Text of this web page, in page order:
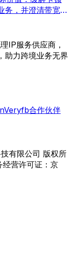
务，并澄清带宽、
IP服务供应商，
助力跨境业务无界
Veryfb合作伙伴
有限公司 版权所
营许可证：京